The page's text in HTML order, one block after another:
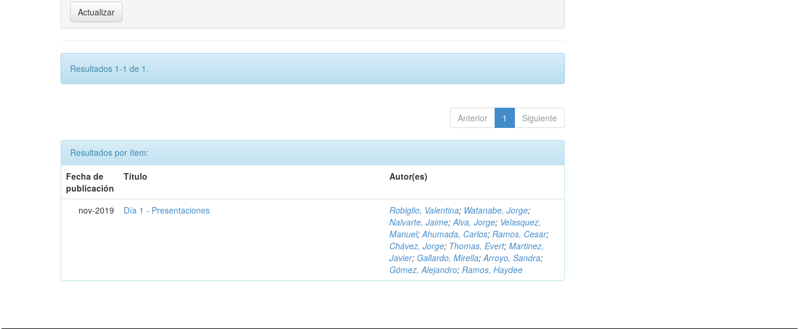
Resultados 1-1 de 1.
Anterior 1 Siguiente
Resultados por ítem:
Fecha de
publicación
Título Autor(es)
nov-2019 Día 1 - Presentaciones Robiglio, Valentina; Watanabe, Jorge;
Nalvarte, Jaime;Alva, Jorge; Velasquez,
Manuel;Ahumada, Carlos;Ramos, Cesar;
Chávez, Jorge; Thomas, Evert;Martinez,
Javier; Gallardo, Mirella;Arroyo, Sandra;
Gómez, Alejandro;Ramos, Haydee